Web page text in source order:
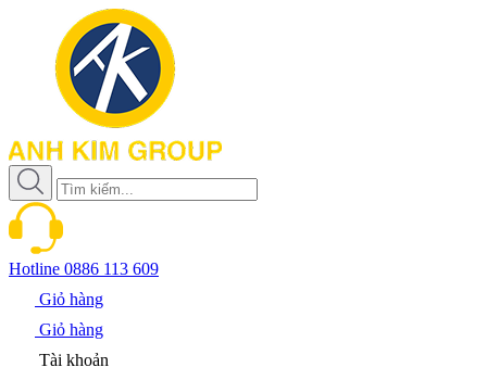
Hotline 0886 113 609
Giỏ hàng
Giỏ hàng
Tài khoản